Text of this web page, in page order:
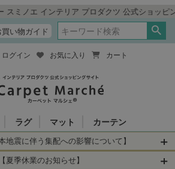
リア プロダクツ 公式ショッピングサイト「
買い物ガイド
ログイン お気に入り カート
ラグ マット カーテン
地震に伴う集配への影響について】
り、お亡くなりになられた方々に深く
【夏季休業のお知らせ】